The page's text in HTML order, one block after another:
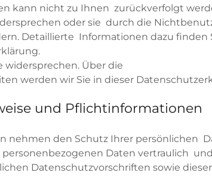
kann nicht zu Ihnen zurückverfolgt
oder sie durch die
Detaillierte Informationen dazu finden
widersprechen. Über die
werden wir Sie in dieser
und Pflichtinformationen
nehmen den Schutz Ihrer persönlichen
Daten vertraulich und
Datenschutzvorschriften sowie dieser